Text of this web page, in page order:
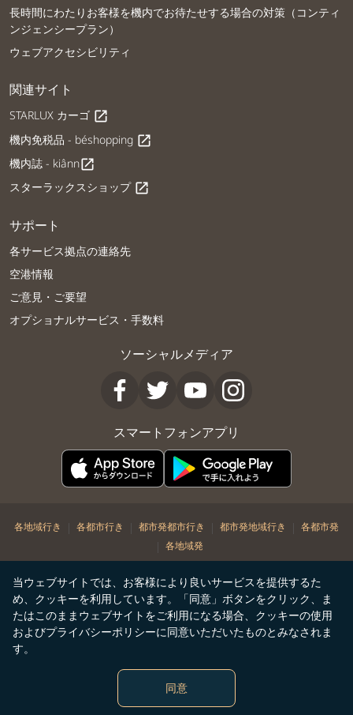
当ウェブサイトでは、お客様により良いサービスを提供するた
め、クッキーを利用しています。「同意」ボタンをクリック、ま
たはこのままウェブサイトをご利用になる場合、クッキーの使用
およびプライバシーポリシーに同意いただいたものとみなされま
す。
同意
長時間にわたりお客様を機内でお待たせする場合の対策（コンティ
ンジェンシープラン）
ウェブアクセシビリティ
関連サイト
STARLUX カーゴ open_in_new
機内免税品 - béshopping open_in_new
機内誌 - kiânnopen_in_new
スターラックスショップ open_in_new
サポート
各サービス拠点の連絡先
空港情報
ご意見・ご要望
オプショナルサービス・手数料
ソーシャルメディア
スマートフォンアプリ
各地域行き | 各都市行き | 都市発都市行き | 都市発地域行き | 各都市発
| 各地域発